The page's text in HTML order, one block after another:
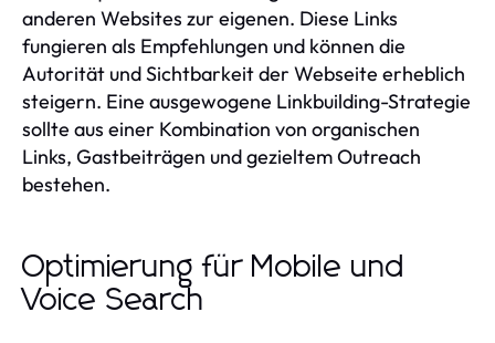
anderen Websites zur eigenen. Diese Links
fungieren als Empfehlungen und können die
Autorität und Sichtbarkeit der Webseite erheblich
steigern. Eine ausgewogene Linkbuilding-Strategie
sollte aus einer Kombination von organischen
Links, Gastbeiträgen und gezieltem Outreach
bestehen.
Optimierung für Mobile und
Voice Search